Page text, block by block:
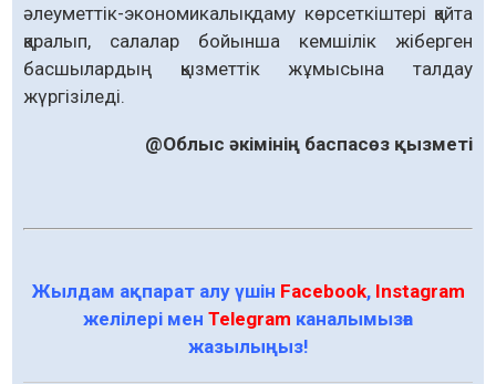
әлеуметтік-экономикалық даму көрсеткіштері қайта
қаралып, салалар бойынша кемшілік жіберген
басшылардың қызметтік жұмысына талдау
жүргізіледі.
@Облыс әкімінің баспасөз қызметі
Жылдам ақпарат алу үшін Facebook, Instagram
желілері мен Telegram каналымызға
жазылыңыз!